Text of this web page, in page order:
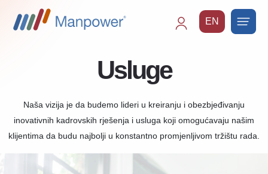
EN
Usluge
Naša vizija je da budemo lideri u kreiranju i obezbjeđivanju
inovativnih kadrovskih rješenja i usluga koji omogućavaju našim
klijentima da budu najbolji u konstantno promjenljivom tržištu rada.